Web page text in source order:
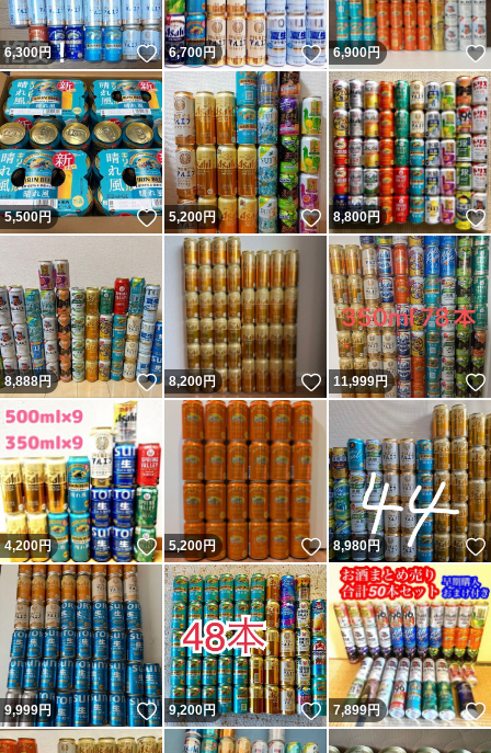
6,300円 いいね！
6,700円 いいね！
6,900円
5,500円 いいね！
5,200円 いいね！
8,800円
8,888円 いいね！
8,200円 いいね！
11,999円
4,200円 いいね！
5,200円 いいね！
8,980円
9,999円 いいね！
9,200円 いいね！
7,899円